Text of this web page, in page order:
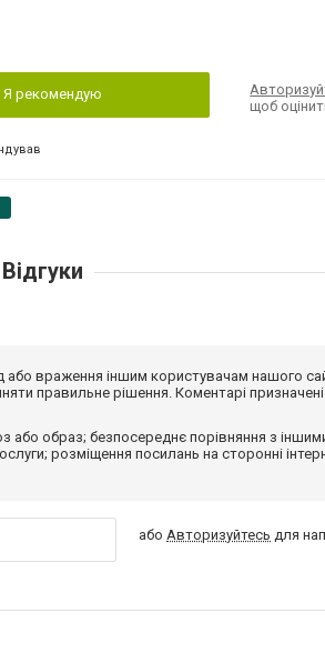
Я рекомендую
щоб
Відгуки
або враження іншим користувачам нашого
правильне рішення. Коментарі призначені
або образ; безпосереднє порівняння з
розміщення посилань на сторонні
абоАвторизуйтесь для